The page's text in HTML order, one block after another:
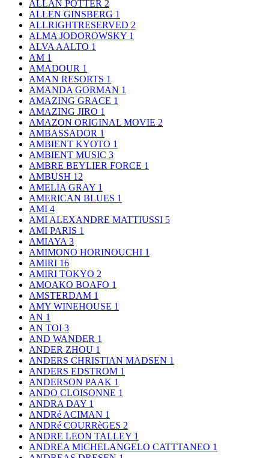
ALLAN POTTER 2
ALLEN GINSBERG 1
ALLRIGHTRESERVED 2
ALMA JODOROWSKY 1
ALVA AALTO 1
AM 1
AMADOUR 1
AMAN RESORTS 1
AMANDA GORMAN 1
AMAZING GRACE 1
AMAZING JIRO 1
AMAZON ORIGINAL MOVIE 2
AMBASSADOR 1
AMBIENT KYOTO 1
AMBIENT MUSIC 3
AMBRE BEYLIER FORCE 1
AMBUSH 12
AMELIA GRAY 1
AMERICAN BLUES 1
AMI 4
AMI ALEXANDRE MATTIUSSI 5
AMI PARIS 1
AMIAYA 3
AMIMONO HORINOUCHI 1
AMIRI 16
AMIRI TOKYO 2
AMOAKO BOAFO 1
AMSTERDAM 1
AMY WINEHOUSE 1
AN 1
AN TOI 3
AND WANDER 1
ANDER ZHOU 1
ANDERS CHRISTIAN MADSEN 1
ANDERS EDSTROM 1
ANDERSON PAAK 1
ANDO CLOISONNE 1
ANDRA DAY 1
ANDRé ACIMAN 1
ANDRé COURRèGES 2
ANDRE LEON TALLEY 1
ANDREA MICHELANGELO CATTTANEO 1